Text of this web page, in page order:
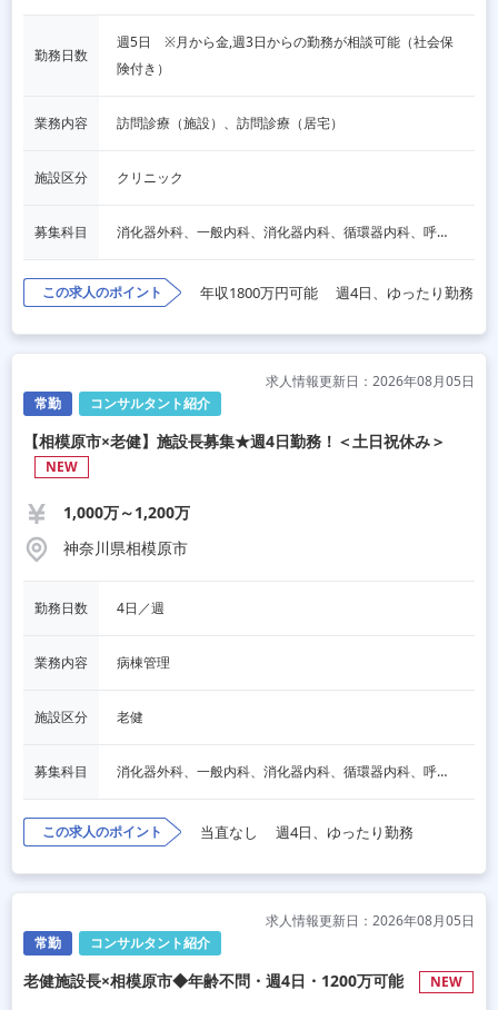
勤務日数
週5日　※月から金,週3日からの勤務が相談可能（社会保
険付き）
業務内容 訪問診療（施設）、訪問診療（居宅）
施設区分 クリニック
募集科目 消化器外科、一般内科、消化器内科、循環器内科、呼吸器内科、血液内科、脳神経内科、内分泌内科、老人内科、一般外科、心臓外科、呼吸器外科、脳神経外科、整形外科、形成外科、リハビリテーション科、その他
この求人のポイント 年収1800万円可能 週4日、ゆったり勤務
常勤 コンサルタント紹介
求人情報更新日：2026年08月05日
【相模原市×老健】施設長募集★週4日勤務！＜土日祝休み＞
NEW
1,000万～1,200万
神奈川県相模原市
勤務日数 4日／週
業務内容 病棟管理
施設区分 老健
募集科目 消化器外科、一般内科、消化器内科、循環器内科、呼吸器内科、血液内科、脳神経内科、内分泌内科、老人内科、一般外科、その他
この求人のポイント 当直なし 週4日、ゆったり勤務
常勤 コンサルタント紹介
求人情報更新日：2026年08月05日
老健施設長×相模原市◆年齢不問・週4日・1200万可能 NEW